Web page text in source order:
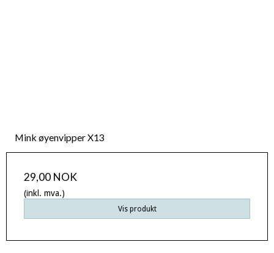
Mink øyenvipper X13
29,00 NOK
(inkl. mva.)
Vis produkt